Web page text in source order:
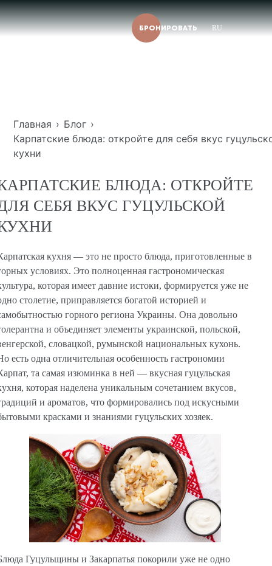
БРОНИРОВАТЬ RU
Главная › Блог ›
Карпатские блюда: откройте для себя вкус гуцульской
кухни
БЛЮДА: ОТКРОЙТЕ
СЕБЯ ВКУС ГУЦУЛЬСКОЙ
кухня — это не просто блюда, приготовленные в
условиях. Это полноценная гастрономическая
которая имеет давние истоки, формируется уже не
столетие, приправляется богатой историей и
горного региона Украины. Она довольно
и объединяет элементы украинской, польской,
словацкой, румынской национальных кухонь.
есть одна отличительная особенность гастрономии
та самая изюминка в ней — вкусная гуцульская
которая наделена уникальным сочетанием вкусов,
и ароматов, что формировались под искусными
красками и знаниями гуцульских хозяек.
Гуцульщины и Закарпатья покорили уже не одно